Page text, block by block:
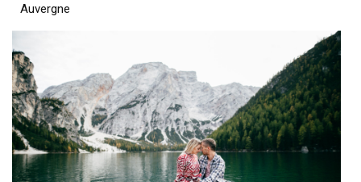
Auvergne